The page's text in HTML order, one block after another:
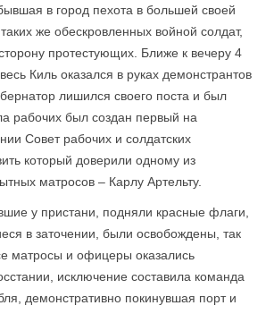
в город пехота в большей своей
же обескровленных войной солдат,
протестующих. Ближе к вечеру 4
Киль оказался в руках демонстрантов
лишился своего поста и был
рабочих был создан первый на
Совет рабочих и солдатских
который доверили одному из
матросов – Карлу Артельту.
у пристани, подняли красные флаги,
в заточении, были освобождены, так
матросы и офицеры оказались
исключение составила команда
демонстративно покинувшая порт и